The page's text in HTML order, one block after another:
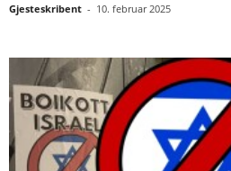
Gjesteskribent - 10. februar 2025